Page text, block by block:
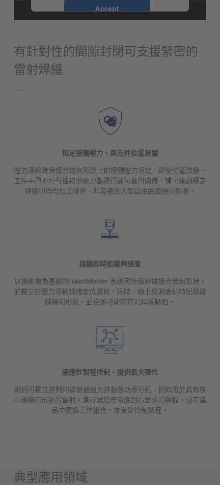
Accept
有針對性的間隙封閉可支援緊密的
雷射焊縫
恆定接觸壓力，與元件位置無關
壓力滾輪確保接合幾何形狀上的接觸壓力恆定 - 即使位置改變。
工件中的不均勻性和熱應力都能得到可靠的補償。這可達到穩定
焊縫的均勻加工條件 - 非常適合大型自由曲面幾何形狀。
接縫即時追蹤與檢查
以攝影機為基礎的 WeldMaster 系統可持續辨識接合幾何形狀，
並獨立於壓力滾輪精確定位雷射。同時，線上檢測會即時記錄接
縫幾何形狀，並檢測可能存在的焊接缺陷。
適應性製程控制，提供最大彈性
兩個可獨立控制的雷射通道允許動態功率分配 - 例如用於具有核
心環幾何形狀的雷射。這可讓您靈活應對高要求的製程，或在產
品中更換工件組合，並完全控制製程。
典型應用領域